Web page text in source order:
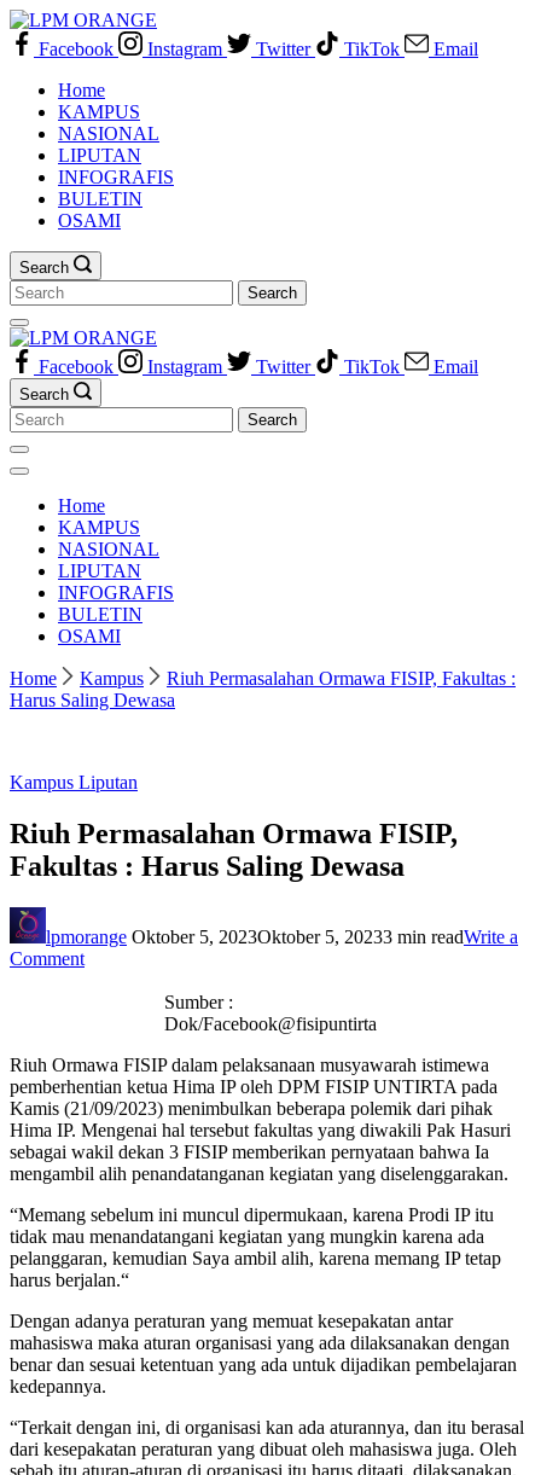
Skip
to
content
Facebook Instagram Twitter TikTok
Email
Home
KAMPUS
NASIONAL
LIPUTAN
INFOGRAFIS
BULETIN
OSAMI
Search
Search
for:
Facebook Instagram Twitter TikTok Email
Search
Search
for:
Home
KAMPUS
NASIONAL
LIPUTAN
INFOGRAFIS
BULETIN
OSAMI
Home Kampus
Riuh Permasalahan Ormawa FISIP, Fakultas :
Harus Saling Dewasa
Kampus Liputan
Riuh Permasalahan Ormawa FISIP,
Fakultas : Harus Saling Dewasa
lpmorange Oktober 5, 2023Oktober 5, 20233 min readWrite a
Commenton
Permasalahan
Fakultas
:
Harus
Saling
Dewasa
Sumber :
Dok/Facebook@fisipuntirta
Riuh Ormawa FISIP dalam pelaksanaan musyawarah istimewa
pemberhentian ketua Hima IP oleh DPM FISIP UNTIRTA pada
Kamis (21/09/2023) menimbulkan beberapa polemik dari pihak
Hima IP. Mengenai hal tersebut fakultas yang diwakili Pak Hasuri
sebagai wakil dekan 3 FISIP memberikan pernyataan bahwa Ia
mengambil alih penandatanganan kegiatan yang diselenggarakan.
“Memang sebelum ini muncul dipermukaan, karena Prodi IP itu
tidak mau menandatangani kegiatan yang mungkin karena ada
pelanggaran, kemudian Saya ambil alih, karena memang IP tetap
harus berjalan.“
Dengan adanya peraturan yang memuat kesepakatan antar
mahasiswa maka aturan organisasi yang ada dilaksanakan dengan
benar dan sesuai ketentuan yang ada untuk dijadikan pembelajaran
kedepannya.
“Terkait dengan ini, di organisasi kan ada aturannya, dan itu berasal
dari kesepakatan peraturan yang dibuat oleh mahasiswa juga. Oleh
sebab itu aturan-aturan di organisasi itu harus ditaati, dilaksanakan.